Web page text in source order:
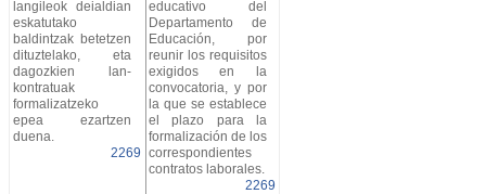
langileok deialdian
eskatutako
baldintzak betetzen
dituztelako, eta
dagozkien lan-
kontratuak
formalizatzeko
epea ezartzen
duena.
2269
educativo del
Departamento de
Educación, por
reunir los requisitos
exigidos en la
convocatoria, y por
la que se establece
el plazo para la
formalización de los
correspondientes
contratos laborales.
2269